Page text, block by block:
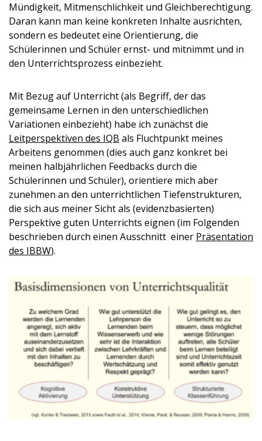
Mündigkeit, Mitmenschlichkeit und Gleichberechtigung.
Daran kann man keine konkreten Inhalte ausrichten,
sondern es bedeutet eine Orientierung, die
Schülerinnen und Schüler ernst- und mitnimmt und in
den Unterrichtsprozess einbezieht.
Mit Bezug auf Unterricht (als Begriff, der das
gemeinsame Lernen in den unterschiedlichen
Variationen einbezieht) habe ich zunächst die
Leitperspektiven des IQB als Fluchtpunkt meines
Arbeitens genommen (dies auch ganz konkret bei
meinen halbjährlichen Feedbacks durch die
Schülerinnen und Schüler), orientiere mich aber
zunehmen an den unterrichtlichen Tiefenstrukturen,
die sich aus meiner Sicht als (evidenzbasierten)
Perspektive guten Unterrichts eignen (im Folgenden
beschrieben durch einen Ausschnitt einer Präsentation
des IBBW).